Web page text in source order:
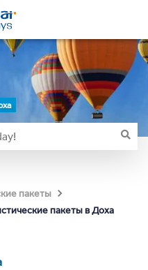
пакеты
пакеты в Доха